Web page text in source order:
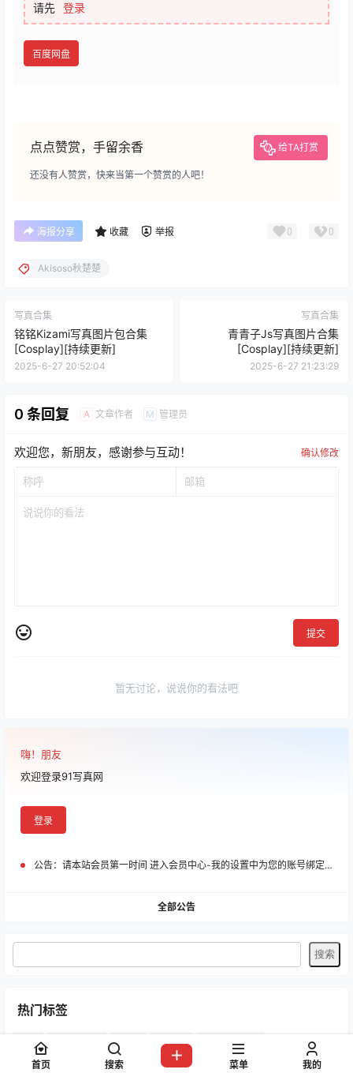
请先 登录
百度网盘
点点赞赏，手留余香 给TA打赏
还没有人赞赏，快来当第一个赞赏的人吧！
海报分享 收藏 举报 0 0
Akisoso秋楚楚
写真合集
铭铭Kizami写真图片包合集
[Cosplay][持续更新]
2025-6-27 20:52:04
写真合集
青青子Js写真图片合集
[Cosplay][持续更新]
2025-6-27 21:23:29
0 条回复 A 文章作者 M 管理员
欢迎您，新朋友，感谢参与互动！ 确认修改
提交
暂无讨论，说说你的看法吧
嗨！朋友
欢迎登录91写真网
登录
公告： 请本站会员第一时间 进入会员中心-我的设置中为您的账号绑定邮箱!
全部公告
热门标签
Byoru
Natsuko夏夏子
Peach milky Shika小鹿鹿 yuuhui玉汇 九曲Jean
首页 搜索 菜单 我的